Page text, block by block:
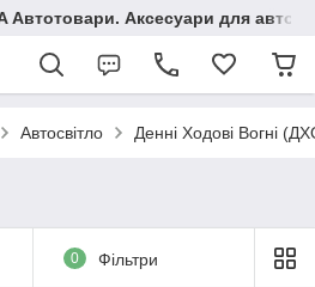
Автотовари. Аксесуари для авто
Автосвітло Денні Ходові Вогні
0 Фільтри